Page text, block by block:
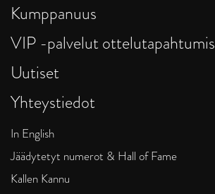
Kumppanuus
VIP -palvelut
Uutiset
Yhteystiedot
In English
Jäädytetyt numerot & Hall of Fame
Kallen Kannu